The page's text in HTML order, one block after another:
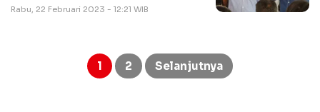
Rabu, 22 Februari 2023 - 12:21 WIB
Paginasi
1 2 Selanjutnya